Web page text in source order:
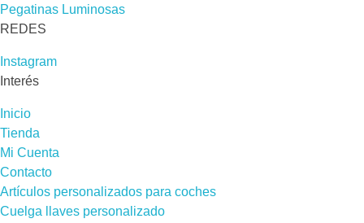
Pegatinas Luminosas
REDES​
Instagram
Interés
Inicio
Tienda
Mi Cuenta
Contacto
Artículos personalizados para coches
Cuelga llaves personalizado